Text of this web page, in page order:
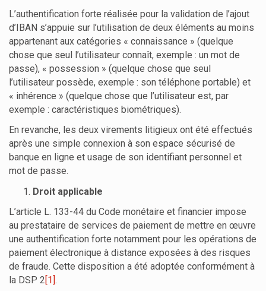
L’authentification forte réalisée pour la validation de l’ajout
d’IBAN s’appuie sur l’utilisation de deux éléments au moins
appartenant aux catégories « connaissance » (quelque
chose que seul l’utilisateur connaît, exemple : un mot de
passe), « possession » (quelque chose que seul
l’utilisateur possède, exemple : son téléphone portable) et
« inhérence » (quelque chose que l’utilisateur est, par
exemple : caractéristiques biométriques).
En revanche, les deux virements litigieux ont été effectués
après une simple connexion à son espace sécurisé de
banque en ligne et usage de son identifiant personnel et
mot de passe.
Droit applicable
L’article L. 133-44 du Code monétaire et financier impose
au prestataire de services de paiement de mettre en œuvre
une authentification forte notamment pour les opérations de
paiement électronique à distance exposées à des risques
de fraude. Cette disposition a été adoptée conformément à
la DSP 2 [1] .